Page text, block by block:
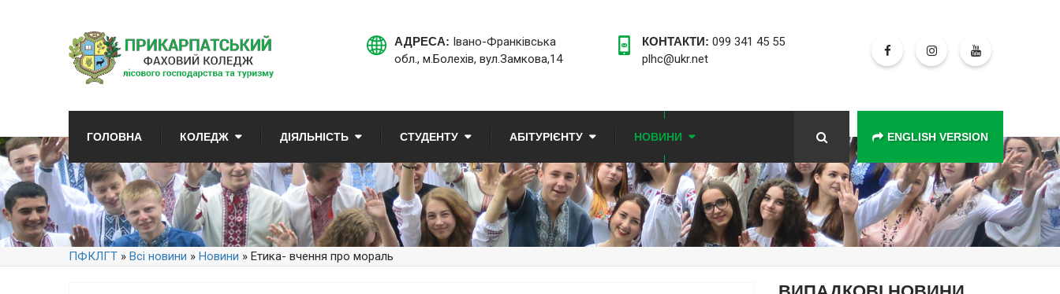
АДРЕСА: Івано-Франківська
обл., м.Болехів, вул.Замкова,14
КОНТАКТИ: 099 341 45 55
plhc@ukr.net
ГОЛОВНА КОЛЕДЖ ДІЯЛЬНІСТЬ СТУДЕНТУ АБІТУРІЄНТУ НОВИНИ ENGLISH VERSION
ПФКЛГТ » Всі новини » Новини » Етика- вчення про мораль